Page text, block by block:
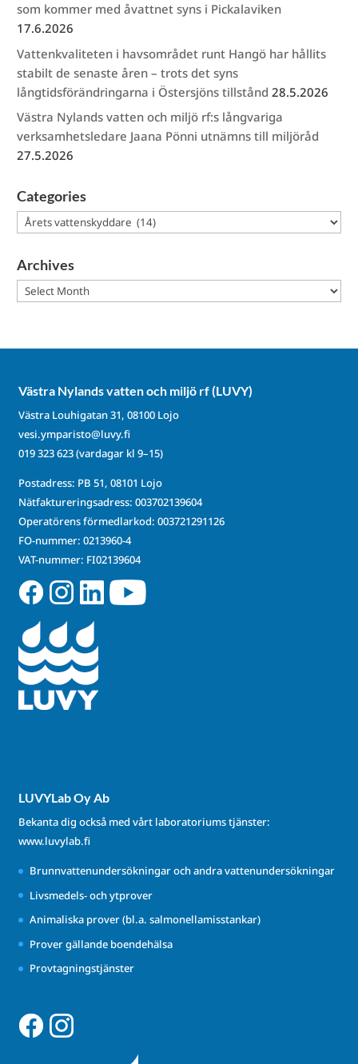
som kommer med åvattnet syns i Pickalaviken
17.6.2026
Vattenkvaliteten i havsområdet runt Hangö har hållits
stabilt de senaste åren – trots det syns
långtidsförändringarna i Östersjöns tillstånd 28.5.2026
Västra Nylands vatten och miljö rf:s långvariga
verksamhetsledare Jaana Pönni utnämns till miljöråd
27.5.2026
Categories
Categories
Archives
Archives
Västra Nylands vatten och miljö rf (LUVY)
Västra Louhigatan 31, 08100 Lojo
vesi.ymparisto@luvy.fi
019 323 623(vardagar kl 9–15)
Postadress: PB 51, 08101 Lojo
Nätfaktureringsadress: 003702139604
Operatörens förmedlarkod: 003721291126
FO-nummer: 0213960-4
VAT-nummer: FI02139604
LUVYLab Oy Ab
Bekanta dig också med vårt laboratoriums tjänster:
www.luvylab.fi
Brunnvattenundersökningar och andra vattenundersökningar
Livsmedels- och ytprover
Animaliska prover (bl.a. salmonellamisstankar)
Prover gällande boendehälsa
Provtagningstjänster